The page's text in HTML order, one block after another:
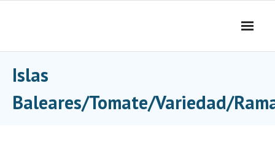
Islas
Baleares/Tomate/Variedad/